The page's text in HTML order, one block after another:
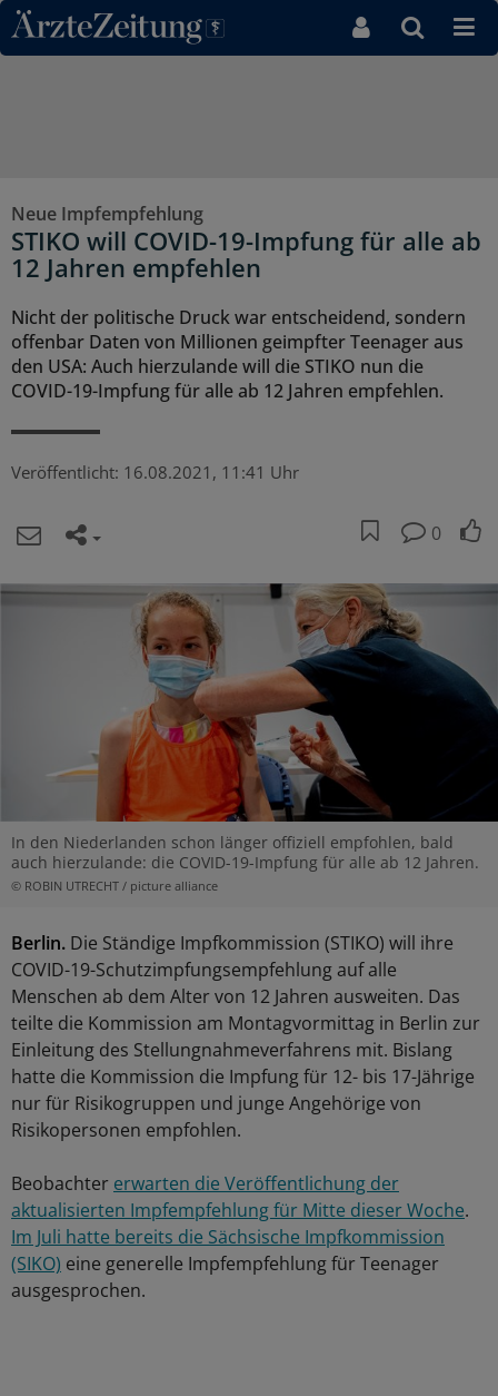
Direkt zum Inhaltsbereich
Neue Impfempfehlung
STIKO will COVID-19-Impfung für alle ab
12 Jahren empfehlen
Nicht der politische Druck war entscheidend, sondern
offenbar Daten von Millionen geimpfter Teenager aus
den USA: Auch hierzulande will die STIKO nun die
COVID-19-Impfung für alle ab 12 Jahren empfehlen.
Veröffentlicht: 16.08.2021, 11:41 Uhr
0
In den Niederlanden schon länger offiziell empfohlen, bald
auch hierzulande: die COVID-19-Impfung für alle ab 12 Jahren.
© ROBIN UTRECHT / picture alliance
Berlin. Die Ständige Impfkommission (STIKO) will ihre
COVID-19-Schutzimpfungsempfehlung auf alle
Menschen ab dem Alter von 12 Jahren ausweiten. Das
teilte die Kommission am Montagvormittag in Berlin zur
Einleitung des Stellungnahmeverfahrens mit. Bislang
hatte die Kommission die Impfung für 12- bis 17-Jährige
nur für Risikogruppen und junge Angehörige von
Risikopersonen empfohlen.
Beobachter erwarten die Veröffentlichung der
aktualisierten Impfempfehlung für Mitte dieser Woche.
Im Juli hatte bereits die Sächsische Impfkommission
(SIKO) eine generelle Impfempfehlung für Teenager
ausgesprochen.